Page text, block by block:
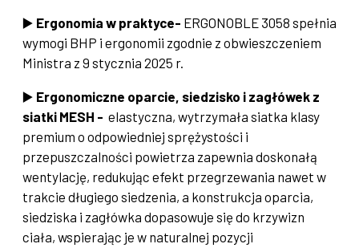
▶️ Ergonomia w praktyce- ERGONOBLE 3058 spełnia
wymogi BHP i ergonomii zgodnie z obwieszczeniem
Ministra z 9 stycznia 2025 r.
▶️ Ergonomiczne oparcie, siedzisko i zagłówek z
siatki MESH - elastyczna, wytrzymała siatka klasy
premium o odpowiedniej sprężystości i
przepuszczalności powietrza zapewnia doskonałą
wentylację, redukując efekt przegrzewania nawet w
trakcie długiego siedzenia, a konstrukcja oparcia,
siedziska i zagłówka dopasowuje się do krzywizn
ciała, wspierając je w naturalnej pozycji